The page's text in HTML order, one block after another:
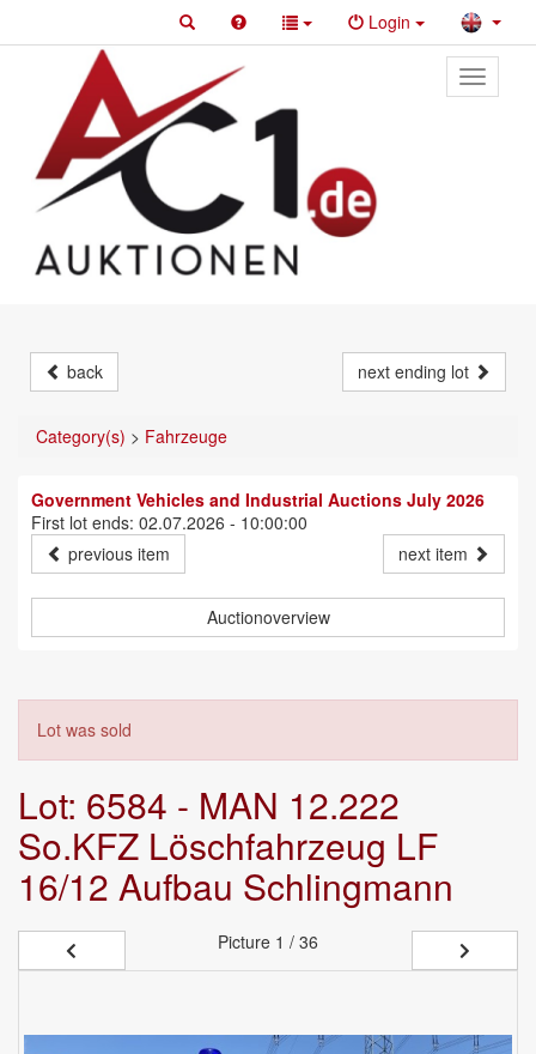
Login
Toggle
primary
back next ending lot
Category(s) > Fahrzeuge
Government Vehicles and Industrial Auctions July 2026
First lot ends: 02.07.2026 - 10:00:00
previous item
next item
Auctionoverview
Lot was sold
Lot: 6584 - MAN 12.222
So.KFZ Löschfahrzeug LF
16/12 Aufbau Schlingmann
Picture 1 / 36